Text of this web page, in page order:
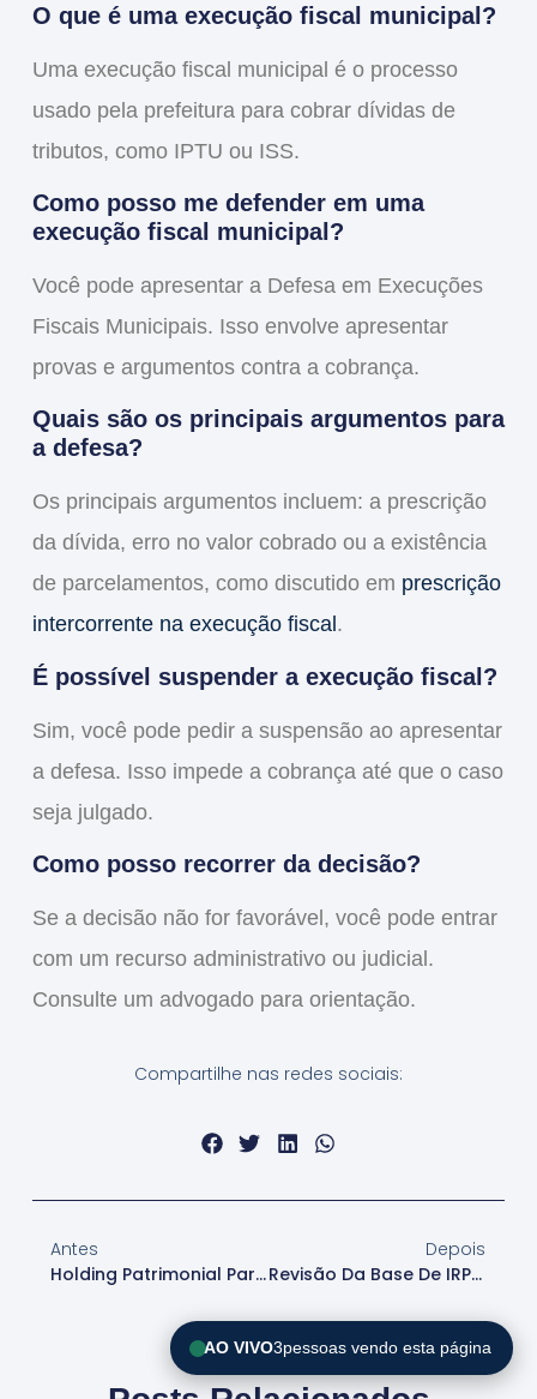
O que é uma execução fiscal municipal?
Uma execução fiscal municipal é o processo
usado pela prefeitura para cobrar dívidas de
tributos, como IPTU ou ISS.
Como posso me defender em uma
execução fiscal municipal?
Você pode apresentar a Defesa em Execuções
Fiscais Municipais. Isso envolve apresentar
provas e argumentos contra a cobrança.
Quais são os principais argumentos para
a defesa?
Os principais argumentos incluem: a prescrição
da dívida, erro no valor cobrado ou a existência
de parcelamentos, como discutido em prescrição
intercorrente na execução fiscal .
É possível suspender a execução fiscal?
Sim, você pode pedir a suspensão ao apresentar
a defesa. Isso impede a cobrança até que o caso
seja julgado.
Como posso recorrer da decisão?
Se a decisão não for favorável, você pode entrar
com um recurso administrativo ou judicial.
Consulte um advogado para orientação.
Compartilhe nas redes sociais:
Antes
Holding Patrimonial Para Sucessão E Proteção Fácil
Depois
Revisão Da Base De IRPJ E CSLL Simplificada
AO VIVO3pessoas vendo esta página